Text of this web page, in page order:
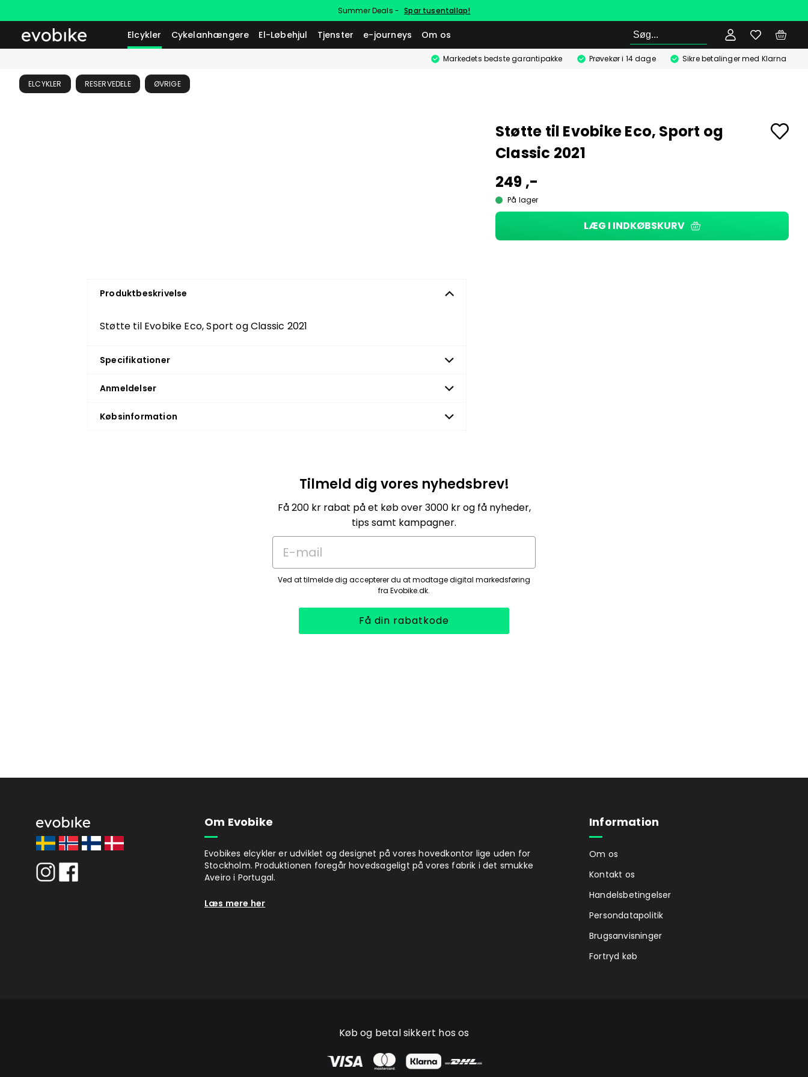
Summer Deals - Spar tusentallap!
Elcykler Cykelanhængere El-Løbehjul Tjenster e-journeys Om os Søg
Markedets bedste garantipakke Prøvekør i 14 dage Sikre betalinger med Klarna
ELCYKLER RESERVEDELE ØVRIGE
Støtte til Evobike Eco, Sport og
Classic 2021
249 ,-
På lager
LÆG I INDKØBSKURV
Produktbeskrivelse
Støtte til Evobike Eco, Sport og Classic 2021
Specifikationer
Anmeldelser
Købsinformation
Tilmeld dig vores nyhedsbrev!
Få 200 kr rabat på et køb over 3000 kr og få nyheder,
tips samt kampagner.
E-mail
Ved at tilmelde dig accepterer du at modtage digital markedsføring
fra Evobike.dk.
Få din rabatkode
Om Evobike
Evobikes elcykler er udviklet og designet på vores hovedkontor lige uden for
Stockholm. Produktionen foregår hovedsageligt på vores fabrik i det smukke
Aveiro i Portugal.
Læs mere her
Information
Om os
Kontakt os
Handelsbetingelser
Persondatapolitik
Brugsanvisninger
Fortryd køb
Køb og betal sikkert hos os